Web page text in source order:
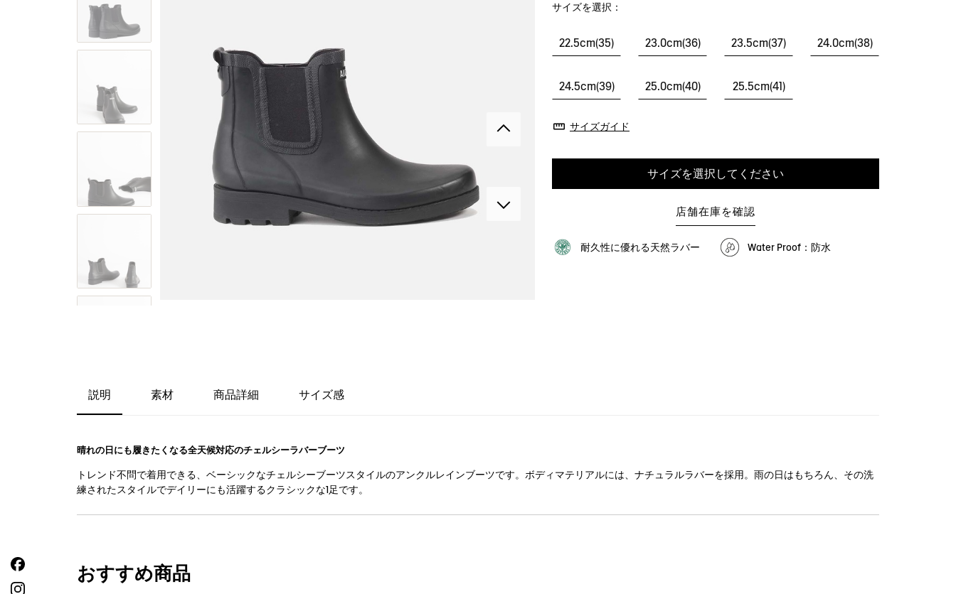
サイズを選択：
22.5cm(35) 23.0cm(36) 23.5cm(37) 24.0cm(38)
24.5cm(39) 25.0cm(40) 25.5cm(41)
サイズガイド
サイズを選択してください
店舗在庫を確認
耐久性に優れる天然ラバー Water Proof：防水
説明 素材 商品詳細 サイズ感
晴れの日にも履きたくなる全天候対応のチェルシーラバーブーツ
トレンド不問で着用できる、ベーシックなチェルシーブーツスタイルのアンクルレインブーツです。ボディマテリアルには、ナチュラルラバーを採用。雨の日はもちろん、その洗
練されたスタイルでデイリーにも活躍するクラシックな1足です。
おすすめ商品